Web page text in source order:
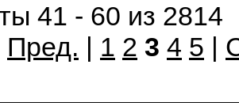
41 - 60 из 2814
Пред. | 1 2 3 4 5 |